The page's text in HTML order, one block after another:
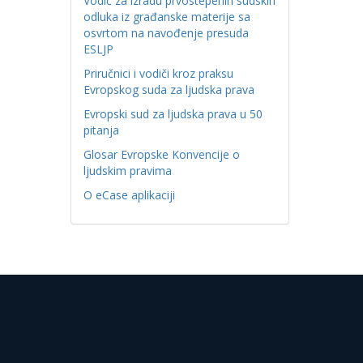
odluka iz građanske materije sa
osvrtom na navođenje presuda
ESLJP
Priručnici i vodiči kroz praksu
Evropskog suda za ljudska prava
Evropski sud za ljudska prava u 50
pitanja
Glosar Evropske Konvencije o
ljudskim pravima
O eCase aplikaciji